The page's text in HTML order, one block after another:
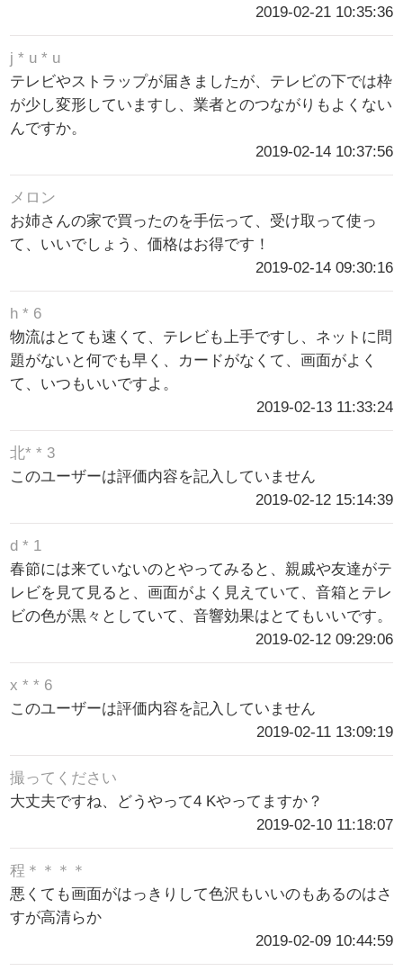
2019-02-21 10:35:36
j * u * u
テレビやストラップが届きましたが、テレビの下では枠
が少し変形していますし、業者とのつながりもよくない
んですか。
2019-02-14 10:37:56
メロン
お姉さんの家で買ったのを手伝って、受け取って使っ
て、いいでしょう、価格はお得です！
2019-02-14 09:30:16
h * 6
物流はとても速くて、テレビも上手ですし、ネットに問
題がないと何でも早く、カードがなくて、画面がよく
て、いつもいいですよ。
2019-02-13 11:33:24
北* * 3
このユーザーは評価内容を記入していません
2019-02-12 15:14:39
d * 1
春節には来ていないのとやってみると、親戚や友達がテ
レビを見て見ると、画面がよく見えていて、音箱とテレ
ビの色が黒々としていて、音響効果はとてもいいです。
2019-02-12 09:29:06
x * * 6
このユーザーは評価内容を記入していません
2019-02-11 13:09:19
撮ってください
大丈夫ですね、どうやって4 Kやってますか？
2019-02-10 11:18:07
程＊＊＊＊
悪くても画面がはっきりして色沢もいいのもあるのはさ
すが高清らか
2019-02-09 10:44:59